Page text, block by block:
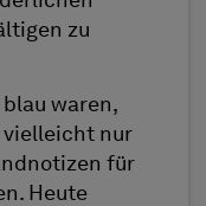
zu
blau waren,
vielleicht nur
für
Heute